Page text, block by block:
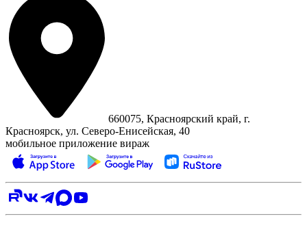
660075, Красноярский край, г.
Красноярск, ул. Северо‑Енисейская, 40
мобильное приложение вираж